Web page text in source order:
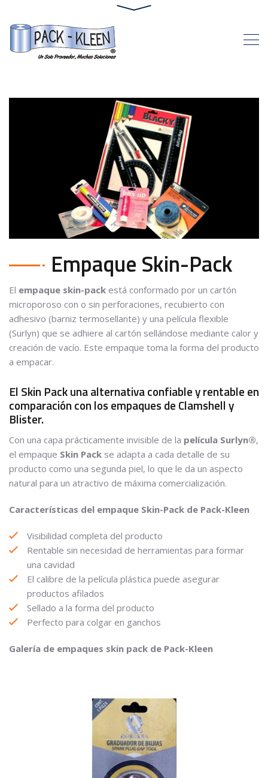
Empaque Skin-Pack
El empaque skin-pack está conformado por un cartón
microporoso con o sin perforaciones, recubierto con
adhesivo (barniz termosellante) y una película flexible
(Surlyn) que se adhiere al cartón sellándose mediante calor y
creación de vacío. Este empaque toma la forma del producto
a empacar.
El Skin Pack una alternativa confiable y rentable en
comparación con los empaques de Clamshell y
Blister.
Con una capa prácticamente invisible de la película Surlyn®,
el empaque Skin Pack se adapta a cada detalle de su
producto como una segunda piel, lo que le da un aspecto
natural para un atractivo de máxima comercialización.
Características del empaque Skin-Pack de Pack-Kleen
Visibilidad completa del producto
Rentable sin necesidad de herramientas para formar
una cavidad
El calibre de la película plástica puede asegurar
productos afilados
Sellado a la forma del producto
Perfecto para colgar en ganchos
Galería de empaques skin pack de Pack-Kleen